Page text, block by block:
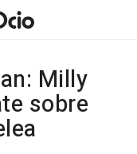
Milly
sobre